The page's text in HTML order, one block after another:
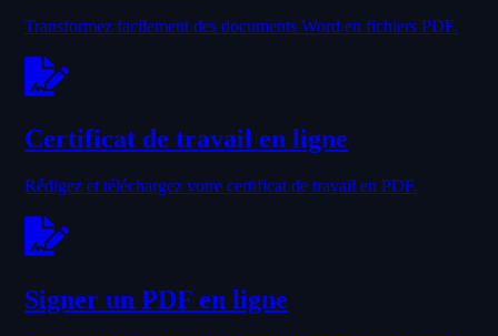
Transformez facilement des documents Word en fichiers PDF.
Certificat de travail en ligne
Rédigez et téléchargez votre certificat de travail en PDF.
Signer un PDF en ligne